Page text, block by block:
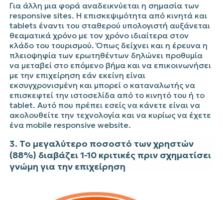
Για άλλη μια φορά αναδεικνύεται η σημασία των
responsive sites. Η επισκεψιμότητα από κινητά και
tablets έναντι του σταθερού υπολογιστή αυξάνεται
θεαματικά χρόνο με τον χρόνο ιδιαίτερα στον
κλάδο του τουρισμού. Όπως δείχνει και η έρευνα η
πλειοψηφία των ερωτηθέντων δηλώνει προθυμία
να μεταβεί στο επόμενο βήμα και να επικοινωνήσει
με την επιχείρηση εάν εκείνη είναι
εκσυγχρονισμένη και μπορεί ο καταναλωτής να
επισκεφτεί την ιστοσελίδα από το κινητό του ή το
tablet. Αυτό που πρέπει εσείς να κάνετε είναι να
ακολουθείτε την τεχνολογία και να κυρίως να έχετε
ένα mobile responsive website.
3. Το μεγαλύτερο ποσοστό των χρηστών
(88%) διαβάζει 1-10 κριτικές πριν σχηματίσει
γνώμη για την επιχείρηση